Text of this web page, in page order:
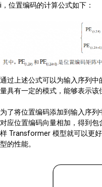
i，位置编码的计算公式如下：
通过上述公式可以为输入序列
量具有一定的模式，能够表示该
为了将位置编码添加到输入序
对应位置编码向量相加，得到
样 Transformer 模型就可以更
型的性能。